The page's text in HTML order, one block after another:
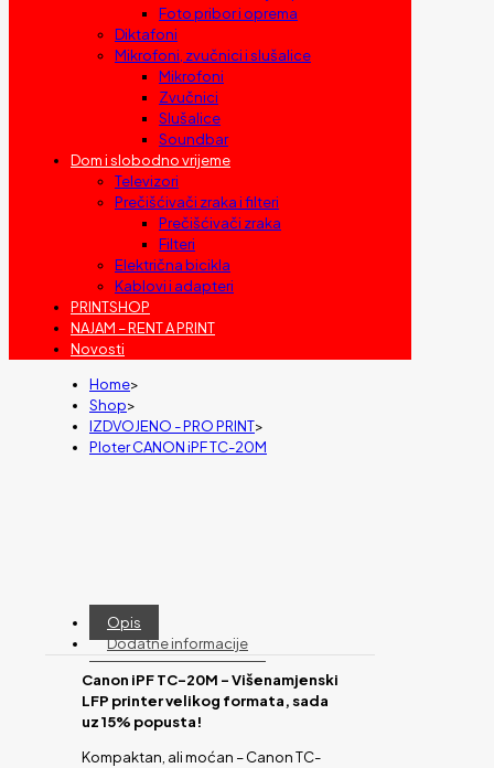
Foto pribor i oprema
Diktafoni
Mikrofoni, zvučnici i slušalice
Mikrofoni
Zvučnici
Slušalice
Soundbar
Dom i slobodno vrijeme
Televizori
Prečišćivači zraka i filteri
Prečišćivači zraka
Filteri
Električna bicikla
Kablovi i adapteri
PRINTSHOP
NAJAM – RENT A PRINT
Novosti
Home>
Shop>
IZDVOJENO - PRO PRINT>
Ploter CANON iPF TC-20M
Opis
Dodatne informacije
Canon iPF TC-20M – Višenamjenski
LFP printer velikog formata, sada
uz 15% popusta!
Kompaktan, ali moćan – Canon TC-